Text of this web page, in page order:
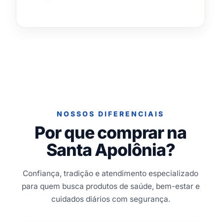
NOSSOS DIFERENCIAIS
Por que comprar na
Santa Apolônia?
Confiança, tradição e atendimento especializado
para quem busca produtos de saúde, bem-estar e
cuidados diários com segurança.